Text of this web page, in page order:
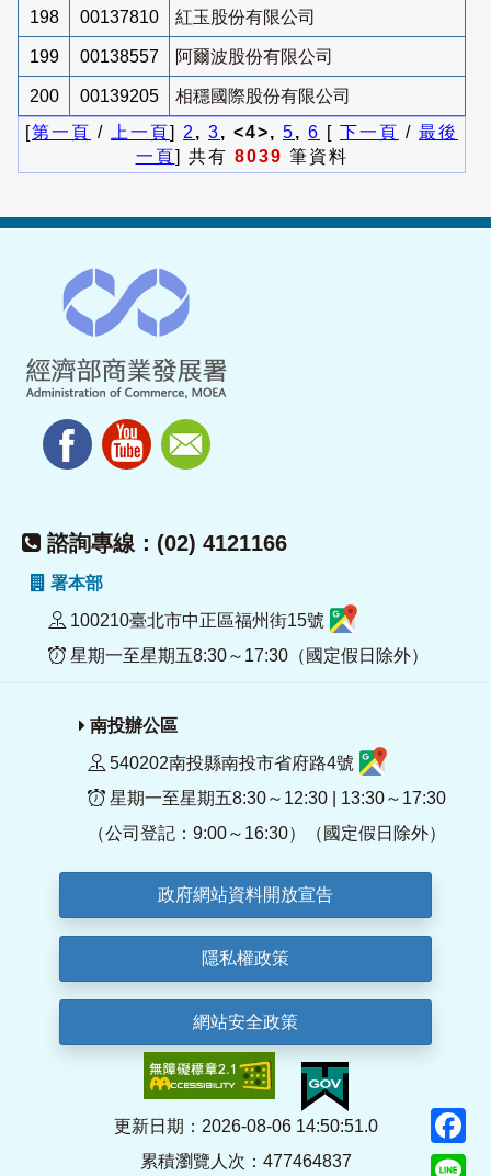
198 00137810 紅玉股份有限公司
199 00138557 阿爾波股份有限公司
200 00139205
相穩國際股份有限公司
[第一頁 / 上一頁] 2 , 3, <4>, 5, 6 [ 下一頁 / 最後
一頁] 共有 8039 筆資料
諮詢專線：(02) 4121166
署本部
100210臺北市中正區福州街15號
星期一至星期五8:30～17:30（國定假日除外）
南投辦公區
540202南投縣南投市省府路4號
星期一至星期五8:30～12:30 | 13:30～17:30
（公司登記：9:00～16:30）（國定假日除外）
政府網站資料開放宣告
隱私權政策
網站安全政策
更新日期：2026-08-06 14:50:51.0
累積瀏覽人次：477464837